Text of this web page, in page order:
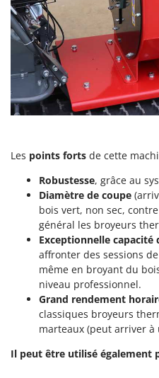
S
Scies à os
Scies à Ruban
Scies alternatives à
Scies de jardin
Sécateurs électriques
Sécateurs
Socs pour tracteur
Souffleurs aspirateurs
Soufreuses -
Soufreuses -
Taille-haies
Taille-haies à bras
Tondeuses à Gazon
Imperia
Infaco
Intec
Intex
Italyco
ITM
J JOLLY ITALIA
KAAZ
Karcher
Kasco
Kemper
Keter
KitchenAid
Komo
L
Les points forts de cette
Robustesse, grâce au
Diamètre de coupe
bois vert, non sec,
général les broyeurs
Exceptionnelle capacité
affronter des sessions
même en broyant du
niveau professionnel.
Grand rendement
classiques broyeurs
marteaux (peut arriver
Il peut être utilisé également